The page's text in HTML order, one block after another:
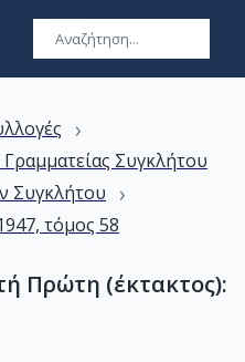
›
Συγκλήτου
Συγκλήτου ›
τόμος 58
Πρώτη (έκτακτος):